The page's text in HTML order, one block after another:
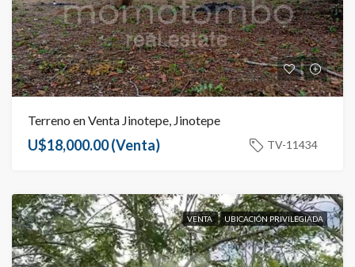
Terreno en Venta Jinotepe, Jinotepe
U$18,000.00(Venta) TV-11434
VENTA UBICACIÓN PRIVILEGIADA